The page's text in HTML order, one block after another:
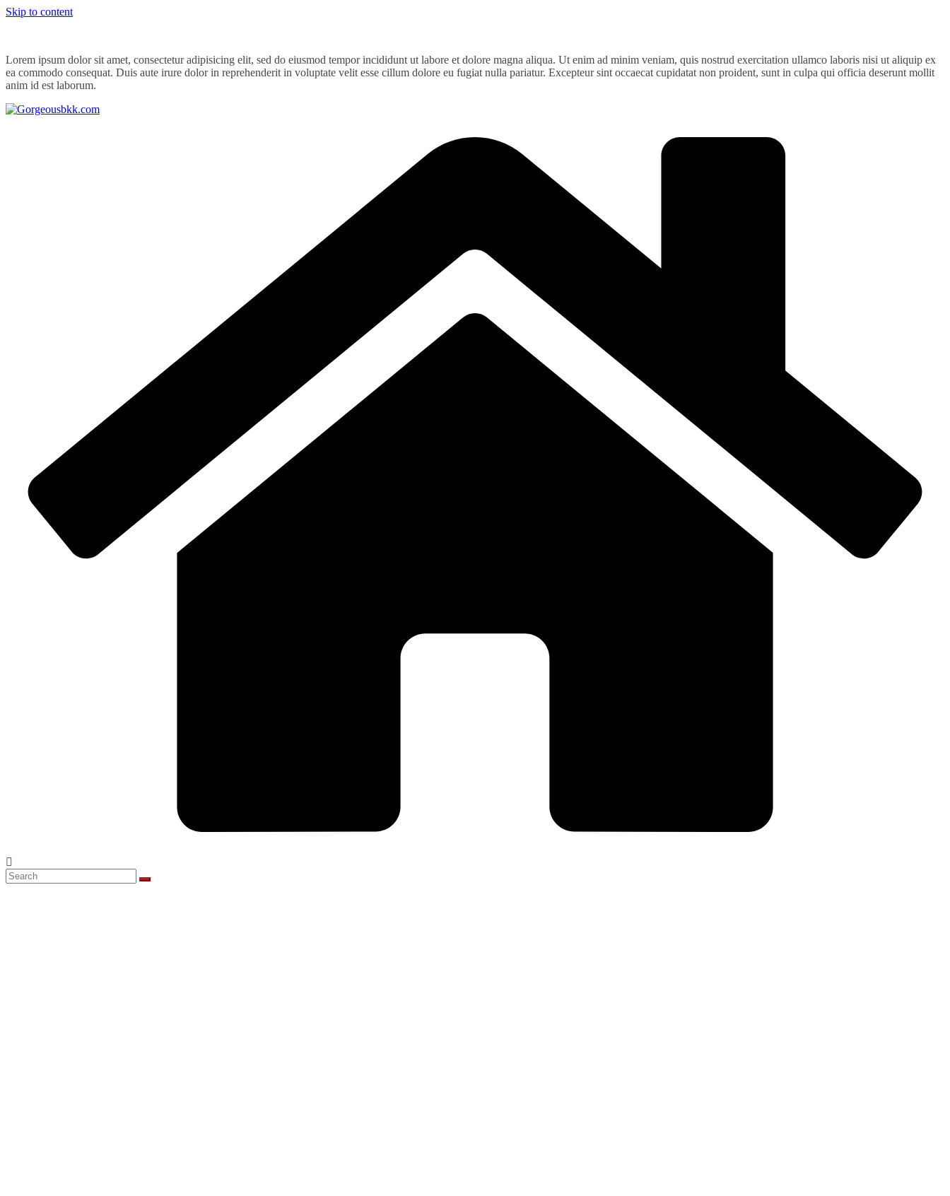
Skip to content
Lorem ipsum dolor sit amet, consectetur adipisicing elit, sed do eiusmod tempor incididunt ut labore et dolore magna aliqua. Ut enim ad minim veniam, quis nostrud exercitation ullamco laboris nisi ut aliquip ex
ea commodo consequat. Duis aute irure dolor in reprehenderit in voluptate velit esse cillum dolore eu fugiat nulla pariatur. Excepteur sint occaecat cupidatat non proident, sunt in culpa qui officia deserunt mollit
anim id est laborum.